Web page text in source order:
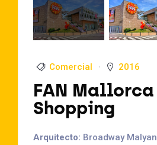
Comercial 2016
FAN Mallorca
Shopping
Arquitecto: Broadway Malyan